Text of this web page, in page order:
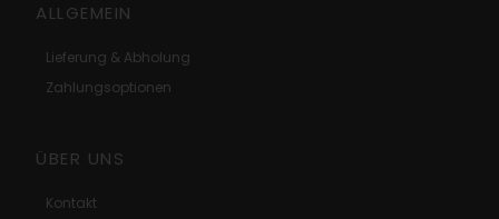
ALLGEMEIN
Lieferung & Abholung
Zahlungsoptionen
ÜBER UNS
Kontakt